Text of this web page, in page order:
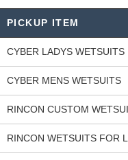
PICKUP ITEM
CYBER LADYS WETSUITS
CYBER MENS WETSUITS
RINCON CUSTOM
RINCON WETSUITS FOR